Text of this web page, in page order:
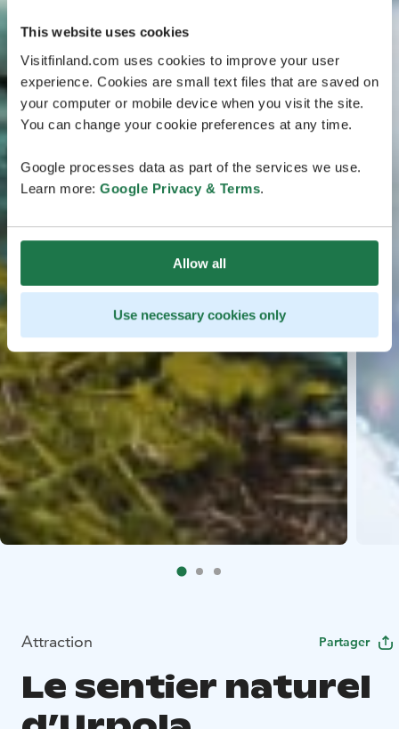
This website uses cookies
Visitfinland.com uses cookies to improve your user
experience. Cookies are small text files that are saved on
your computer or mobile device when you visit the site.
You can change your cookie preferences at any time.
Google processes data as part of the services we use.
Learn more: Google Privacy & Terms.
Allow all
Use necessary cookies only
Attraction Partager
Le sentier naturel